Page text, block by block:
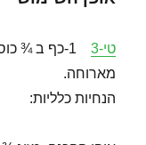
טי-3
מארוחה.
הנחיות כלליות: